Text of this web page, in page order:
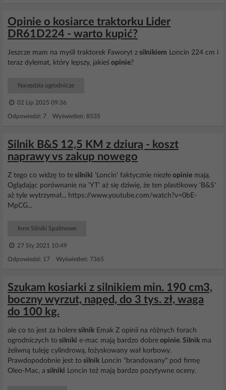
Opinie o kosiarce traktorku Lider
DR61D224 - warto kupić?
Jeszcze mam na myśli traktorek Faworyt z silnikiem Loncin 224 cm i
teraz dylemat, który lepszy, jakieś opinie?
Narzędzia ogrodnicze
02 Lip 2025 09:36
Odpowiedzi: 7 Wyświetleń: 8535
Silnik B&S 12,5 KM z dziurą - koszt
naprawy vs zakup nowego
Z tego co widzę to te silniki 'Loncin' faktycznie niezłe opinie mają.
Oglądając porównanie na 'YT' aż się dziwię, że ten plastikowy 'B&S'
aż tyle wytrzymał... https://www.youtube.com/watch?v=0bE-
MpCG...
Inne Silniki Spalinowe
27 Sty 2021 10:49
Odpowiedzi: 17 Wyświetleń: 7365
Szukam kosiarki z silnikiem min. 190 cm3,
boczny wyrzut, napęd, do 3 tys. zł, waga
do 100 kg.
ale co to jest za holere silnik Emak Z opinii na różnych forach
ogrodniczych to silniki e-mac mają bardzo dobre opinie. Silnik ma
żeliwną tuleję cylindrową, łożyskowany wał korbowy.
Prawdopodobnie jest to silnik Loncin "brandowany" pod firmę
Oleo-Mac, a silniki Loncin też mają bardzo pozytywne oceny.